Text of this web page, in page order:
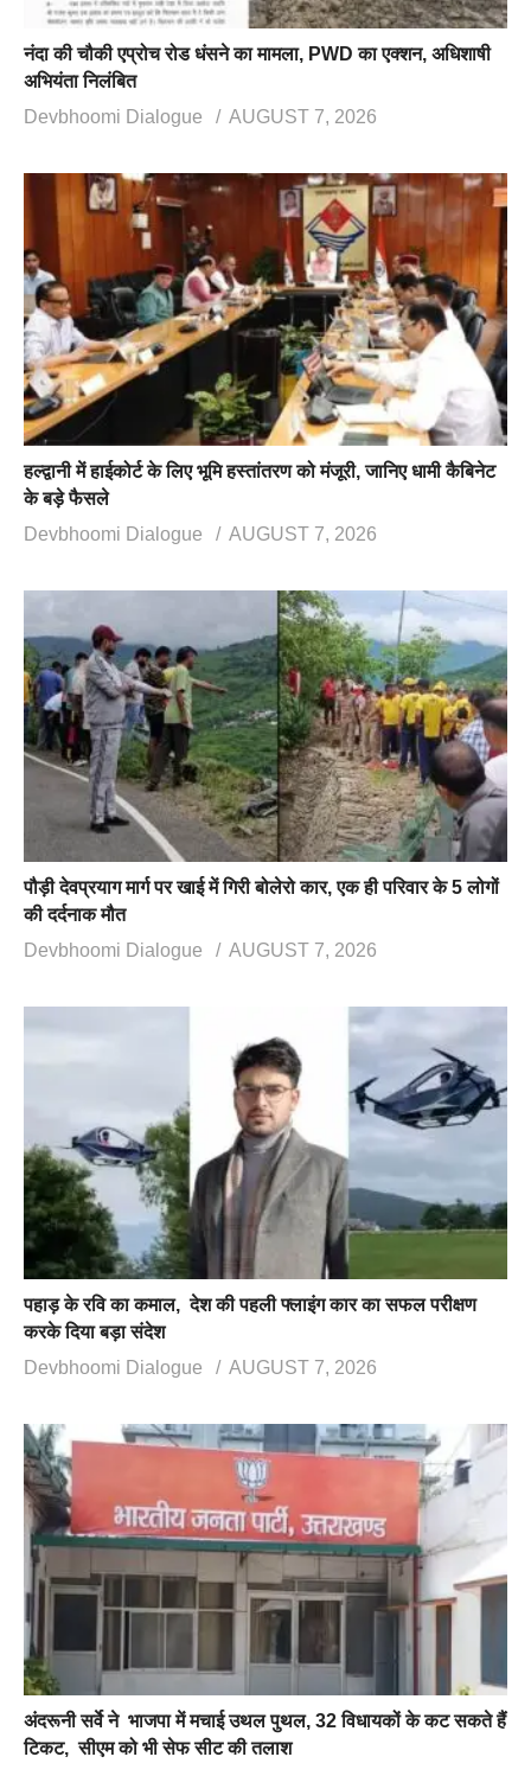
नंदा की चौकी एप्रोच रोड धंसने का मामला, PWD का एक्शन, अधिशाषी
अभियंता निलंबित
Devbhoomi Dialogue
AUGUST 7, 2026
हल्द्वानी में हाईकोर्ट के लिए भूमि हस्तांतरण को मंजूरी, जानिए धामी कैबिनेट
के बड़े फैसले
Devbhoomi Dialogue
AUGUST 7, 2026
पौड़ी देवप्रयाग मार्ग पर खाई में गिरी बोलेरो कार, एक ही परिवार के 5 लोगों
की दर्दनाक मौत
Devbhoomi Dialogue
AUGUST 7, 2026
पहाड़ के रवि का कमाल, देश की पहली फ्लाइंग कार का सफल परीक्षण
करके दिया बड़ा संदेश
Devbhoomi Dialogue
AUGUST 7, 2026
अंदरूनी सर्वे ने भाजपा में मचाई उथल पुथल, 32 विधायकों के कट सकते हैं
टिकट, सीएम को भी सेफ सीट की तलाश